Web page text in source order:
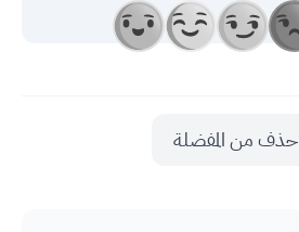
حذف من المفضلة